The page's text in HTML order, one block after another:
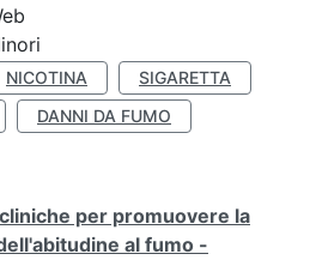
NICOTINA
SIGARETTA
DANNI DA FUMO
per promuovere la
al fumo -